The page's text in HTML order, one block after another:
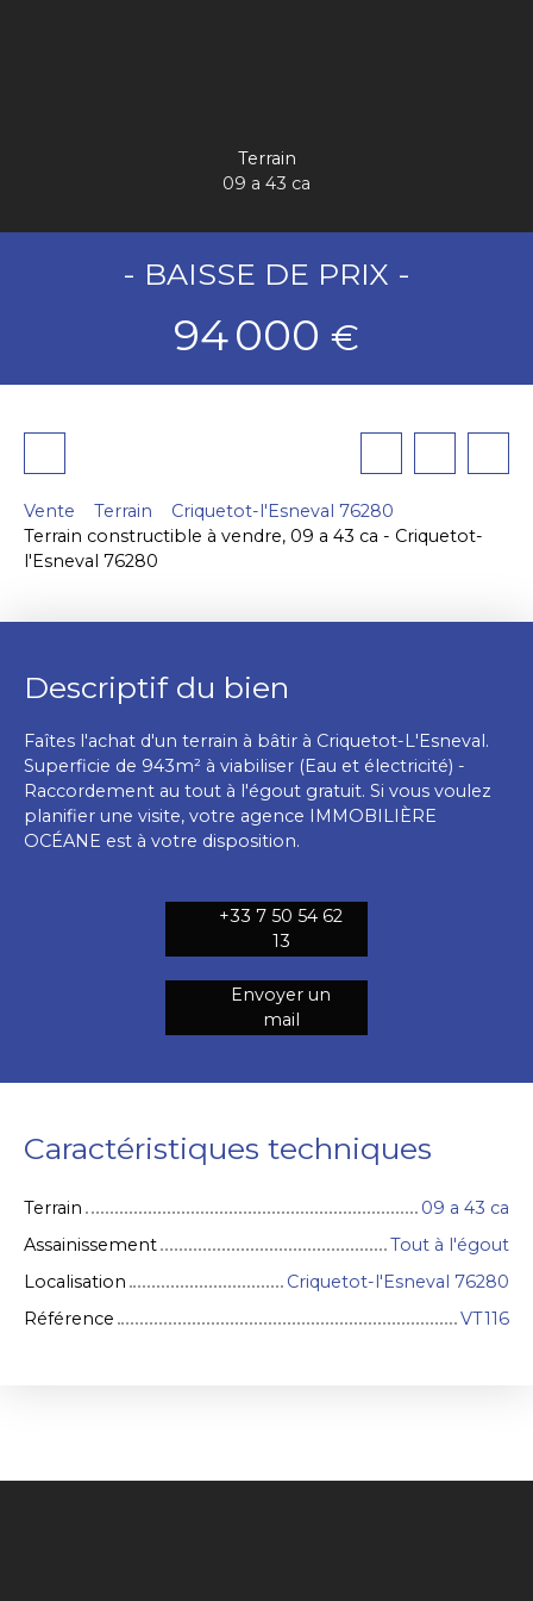
Terrain
09 a 43 ca
- BAISSE DE PRIX -
94 000 €
Vente Terrain
Criquetot-l'Esneval 76280
Terrain constructible à vendre, 09 a 43 ca - Criquetot-
l'Esneval 76280
Descriptif du bien
Faîtes l'achat d'un terrain à bâtir à Criquetot-L'Esneval.
Superficie de 943m² à viabiliser (Eau et électricité) -
Raccordement au tout à l'égout gratuit. Si vous voulez
planifier une visite, votre agence IMMOBILIÈRE
OCÉANE est à votre disposition.
+33 7 50 54 62
13
Envoyer un
mail
Caractéristiques techniques
Terrain
09 a 43 ca
Assainissement
Tout à l'égout
Localisation
Criquetot-l'Esneval 76280
Référence
VT116